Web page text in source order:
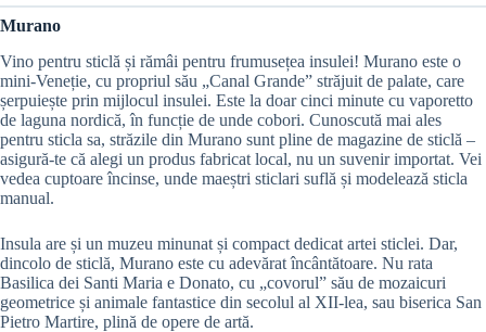
Murano
Vino pentru sticlă și rămâi pentru frumusețea insulei! Murano este o
mini-Veneție, cu propriul său „Canal Grande” străjuit de palate, care
șerpuiește prin mijlocul insulei. Este la doar cinci minute cu vaporetto
de laguna nordică, în funcție de unde cobori. Cunoscută mai ales
pentru sticla sa, străzile din Murano sunt pline de magazine de sticlă –
asigură-te că alegi un produs fabricat local, nu un suvenir importat. Vei
vedea cuptoare încinse, unde maeștri sticlari suflă și modelează sticla
manual.
Insula are și un muzeu minunat și compact dedicat artei sticlei. Dar,
dincolo de sticlă, Murano este cu adevărat încântătoare. Nu rata
Basilica dei Santi Maria e Donato, cu „covorul” său de mozaicuri
geometrice și animale fantastice din secolul al XII-lea, sau biserica San
Pietro Martire, plină de opere de artă.